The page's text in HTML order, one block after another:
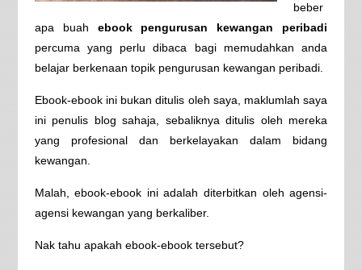
beber
apa buah ebook pengurusan kewangan peribadi
percuma yang perlu dibaca bagi memudahkan anda
belajar berkenaan topik pengurusan kewangan peribadi.
Ebook-ebook ini bukan ditulis oleh saya, maklumlah saya
ini penulis blog sahaja, sebaliknya ditulis oleh mereka
yang profesional dan berkelayakan dalam bidang
kewangan.
Malah, ebook-ebook ini adalah diterbitkan oleh agensi-
agensi kewangan yang berkaliber.
Nak tahu apakah ebook-ebook tersebut?